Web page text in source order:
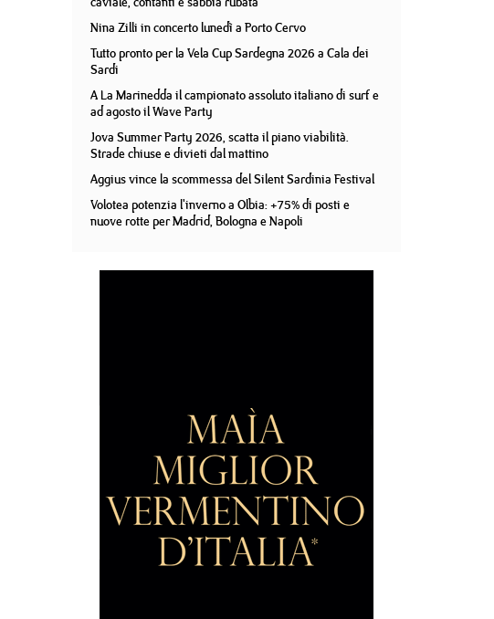
Nina Zilli in concerto lunedì a Porto Cervo
Tutto pronto per la Vela Cup Sardegna 2026 a Cala dei
Sardi
A La Marinedda il campionato assoluto italiano di surf e
ad agosto il Wave Party
Jova Summer Party 2026, scatta il piano viabilità.
Strade chiuse e divieti dal mattino
Aggius vince la scommessa del Silent Sardinia Festival
Volotea potenzia l'inverno a Olbia: +75% di posti e
nuove rotte per Madrid, Bologna e Napoli